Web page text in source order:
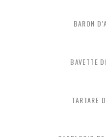
BARON
BAVETTE
TARTARE